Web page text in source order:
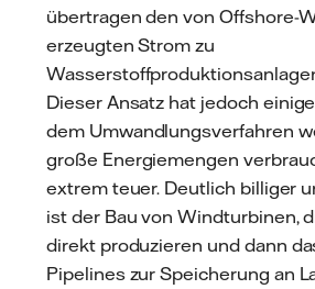
übertragen den von Offshore-
erzeugten Strom zu
Dieser Ansatz hat jedoch
dem Umwandlungsverfahren
große Energiemengen
extrem teuer. Deutlich billiger
ist der Bau von Windturbinen,
direkt produzieren und dann
Pipelines zur Speicherung an